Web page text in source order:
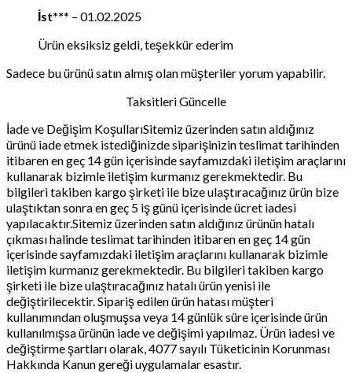
İst*** – 01.02.2025
Ürün eksiksiz geldi, teşekkür ederim
Sadece bu ürünü satın almış olan müşteriler yorum yapabilir.
Taksitleri Güncelle
İade ve Değişim KoşullarıSitemiz üzerinden satın aldığınız
ürünü iade etmek istediğinizde siparişinizin teslimat tarihinden
itibaren en geç 14 gün içerisinde sayfamızdaki iletişim araçlarını
kullanarak bizimle iletişim kurmanız gerekmektedir. Bu
bilgileri takiben kargo şirketi ile bize ulaştıracağınız ürün bize
ulaştıktan sonra en geç 5 iş günü içerisinde ücret iadesi
yapılacaktır.Sitemiz üzerinden satın aldığınız ürünün hatalı
çıkması halinde teslimat tarihinden itibaren en geç 14 gün
içerisinde sayfamızdaki iletişim araçlarını kullanarak bizimle
iletişim kurmanız gerekmektedir. Bu bilgileri takiben kargo
şirketi ile bize ulaştıracağınız hatalı ürün yenisi ile
değiştirilecektir. Sipariş edilen ürün hatası müşteri
kullanımından oluşmuşsa veya 14 günlük süre içerisinde ürün
kullanılmışsa ürünün iade ve değişimi yapılmaz. Ürün iadesi ve
değiştirme şartları olarak, 4077 sayılı Tüketicinin Korunması
Hakkında Kanun gereği uygulamalar esastır.